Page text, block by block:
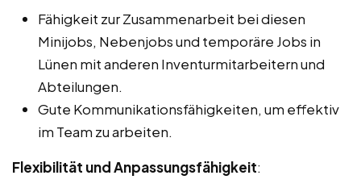
Fähigkeit zur Zusammenarbeit bei diesen
Minijobs, Nebenjobs und temporäre Jobs in
Lünen mit anderen Inventurmitarbeitern und
Abteilungen.
Gute Kommunikationsfähigkeiten, um effektiv
im Team zu arbeiten.
Flexibilität und Anpassungsfähigkeit: